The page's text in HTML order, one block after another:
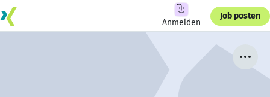
Anmelden
Job posten